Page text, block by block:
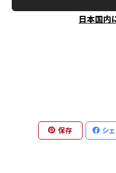
日本国内
保存 シ